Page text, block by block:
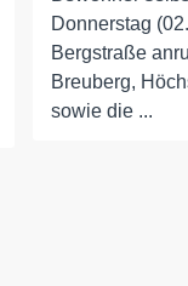
Donnerstag
Bergstraße
Breuberg,
sowie die ...